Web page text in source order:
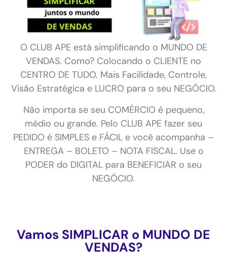
O CLUB APE está simplificando o MUNDO DE
VENDAS. Como? Colocando o CLIENTE no
CENTRO DE TUDO. Mais Facilidade, Controle,
Visão Estratégica e LUCRO para o seu NEGÓCIO.
Não importa se seu COMÉRCIO é pequeno,
médio ou grande. Pelo CLUB APE fazer seu
PEDIDO é SIMPLES e FÁCIL e você acompanha –
ENTREGA – BOLETO – NOTA FISCAL. Use o
PODER do DIGITAL para BENEFICIAR o seu
NEGÓCIO.
Vamos SIMPLICAR o MUNDO DE
VENDAS?